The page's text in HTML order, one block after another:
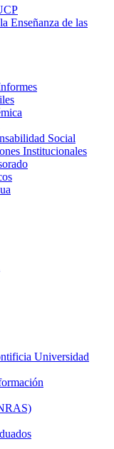
Enseñanza de las
Social
Institucionales
Universidad